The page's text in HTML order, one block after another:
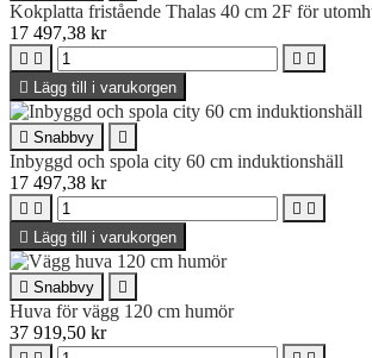
Kokplatta fristående Thalas 40 cm 2F för
17 497,38 kr
   
 Lägg till i varukorgen
 Snabbvy 
Inbyggd och spola city 60 cm induktionshäll
17 497,38 kr
   
 Lägg till i varukorgen
 Snabbvy 
Huva för vägg 120 cm humör
37 919,50 kr